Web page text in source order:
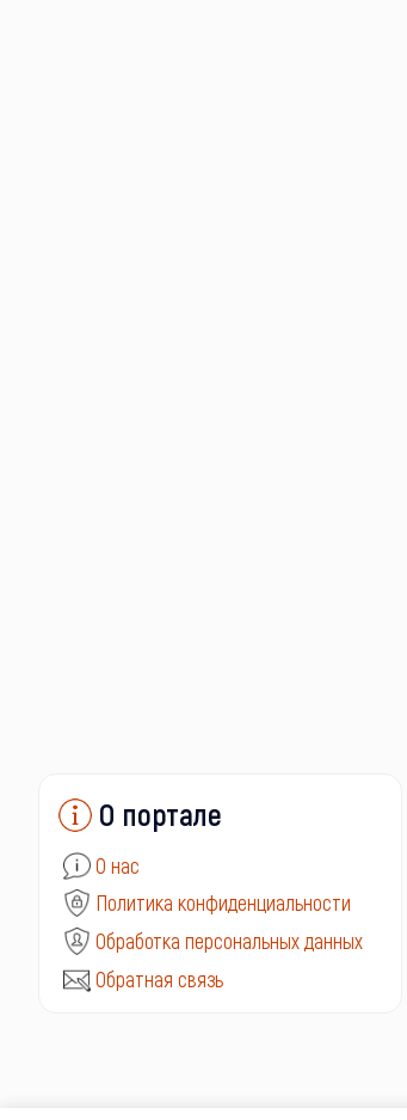
О портале
О нас
Политика конфиденциальности
Обработка персональных данных
Обратная связь